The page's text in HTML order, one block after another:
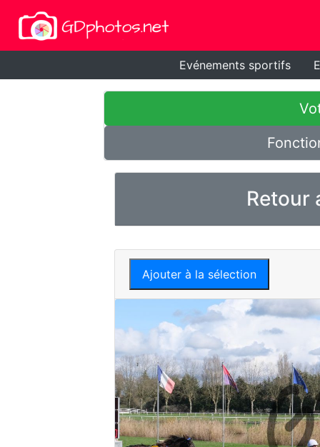
Evénements sportifs
Retour
Ajouter à la sélection